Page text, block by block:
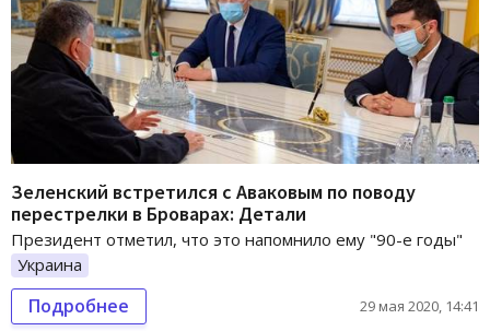
Зеленский встретился с Аваковым по поводу
перестрелки в Броварах: Детали
Президент отметил, что это напомнило ему "90-е годы"
Украина
Подробнее 29 мая 2020, 14:41